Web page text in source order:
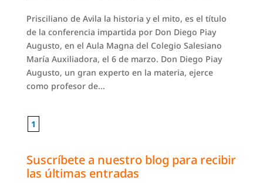
Prisciliano de Avila la historia y el mito, es el título
de la conferencia impartida por Don Diego Piay
Augusto, en el Aula Magna del Colegio Salesiano
María Auxiliadora, el 6 de marzo. Don Diego Piay
Augusto, un gran experto en la materia, ejerce
como profesor de...
1
Suscríbete a nuestro blog para recibir
las últimas entradas